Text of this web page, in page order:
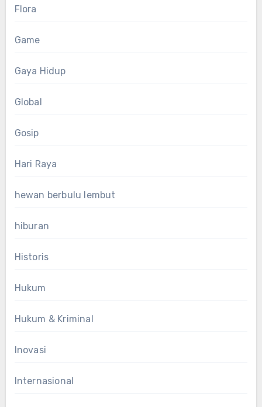
Flora
Game
Gaya Hidup
Global
Gosip
Hari Raya
hewan berbulu lembut
hiburan
Historis
Hukum
Hukum & Kriminal
Inovasi
Internasional